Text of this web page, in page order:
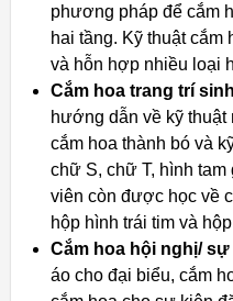
phương pháp để cắm
hai tầng. Kỹ thuật cắm
và hỗn hợp nhiều loại
Cắm hoa trang trí
hướng dẫn về kỹ thuật
cắm hoa thành bó và
chữ S, chữ T, hình
viên còn được học về
hộp hình trái tim và
Cắm hoa hội nghị/ sự
áo cho đại biểu, cắm